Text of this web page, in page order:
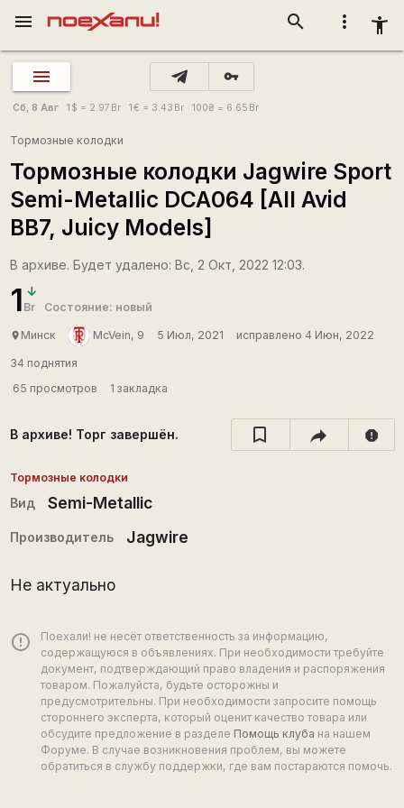
more_vert accessibility_new
search
menu
vpn_key
Сб, 8 Авг 1 $ = 2.97 Br 1€ = 3.43 Br 100₴ = 6.65 Br
Тормозные колодки
Тормозные колодки Jagwire Sport
Semi-Metallic DCA064 [All Avid
BB7, Juicy Models]
В архиве. Будет удалено: Вс, 2 Окт, 2022 12:03.
1 Br Состояние: новый
place Минск McVein, 9 5 Июл, 2021 исправлено 4 Июн, 2022
34 поднятия
65 просмотров
1 закладка
В архиве! Торг завершён. report
Тормозные колодки
Вид Semi-Metallic
Производитель Jagwire
Не актуально
error_outline
Поехали! не несёт ответственность за информацию,
содержащуюся в объявлениях. При необходимости требуйте
документ, подтверждающий право владения и распоряжения
товаром. Пожалуйста, будьте осторожны и
предусмотрительны. При необходимости запросите помощь
стороннего эксперта, который оценит качество товара или
обсудите предложение в разделе Помощь клуба на нашем
Форуме. В случае возникновения проблем, вы можете
обратиться в службу поддержки, где вам постараются помочь.